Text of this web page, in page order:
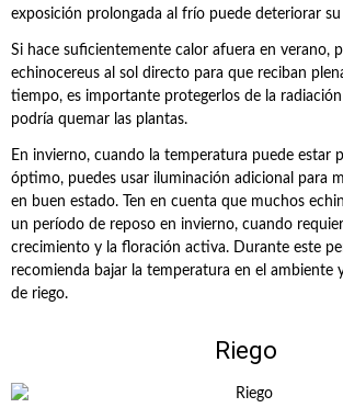
exposición prolongada al frío puede deteriorar su
Si hace suficientemente calor afuera en verano,
echinocereus al sol directo para que reciban
tiempo, es importante protegerlos de la
podría quemar las plantas.
En invierno, cuando la temperatura puede estar
óptimo, puedes usar iluminación adicional para
en buen estado. Ten en cuenta que muchos
un período de reposo en invierno, cuando
crecimiento y la floración activa. Durante este
recomienda bajar la temperatura en el ambiente
de riego.
Riego